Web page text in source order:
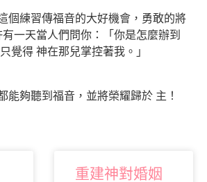
練習傳福音的大好機會，勇敢的將
一天當人們問你：「你是怎麼辦到
覺得 神在那兒掌控著我。」
夠聽到福音，並將榮耀歸於 主！
重建神對婚姻